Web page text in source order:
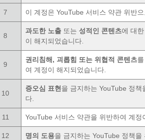
7 이 계정은 YouTube 서비스 약관 위반
8
과도한 노출또는 성적인 콘텐츠에 대
이 해지되었습니다.
9
권리침해, 괴롭힘 또는 위협적 콘텐츠
여 계정이 해지되었습니다.
10
증오심 표현 을 금지하는 YouTube 정
다.
11 YouTube 서비스 약관을 위반하여 계정
12 명의 도용을 금지하는 YouTube 정책을